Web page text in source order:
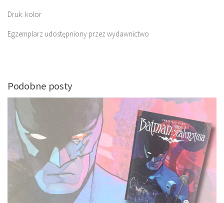
Druk: kolor
Egzemplarz udostępniony przez wydawnictwo
Podobne posty